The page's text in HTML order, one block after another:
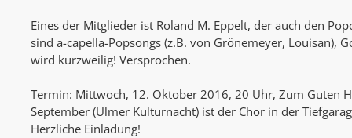
Eines der Mitglieder ist Roland M. Eppelt, der auch den
sind a-capella-Popsongs (z.B. von Grönemeyer, Louisan),
wird kurzweilig! Versprochen.
Termin: Mittwoch, 12. Oktober 2016, 20 Uhr, Zum Guten
September (Ulmer Kulturnacht) ist der Chor in der
Herzliche Einladung!